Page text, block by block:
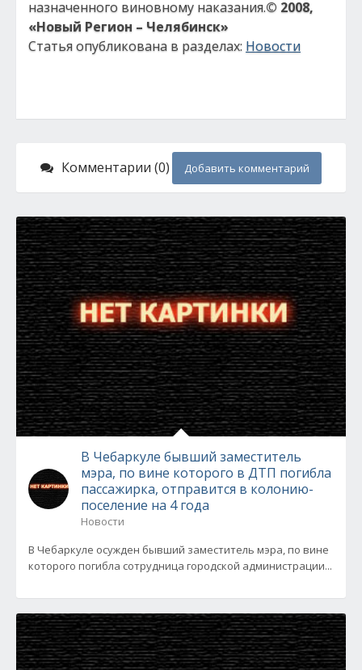
назначенного виновному наказания.© 2008,
«Новый Регион – Челябинск»
Статья опубликована в разделах: Новости
Комментарии (0) Добавить комментарий
В Чебаркуле бывший заместитель
мэра, по вине которого в ДТП погибла
пассажирка, отправится в колонию-
поселение на 4 года
Новости
В Чебаркуле осужден бывший заместитель мэра, по вине
которого погибла сотрудница городской администрации...